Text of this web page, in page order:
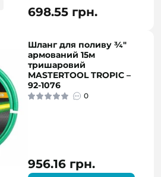
698.55 грн.
Шланг для поливу ¾"
армований 15м
тришаровий
MASTERTOOL TROPIC –
92-1076
0
956.16 грн.